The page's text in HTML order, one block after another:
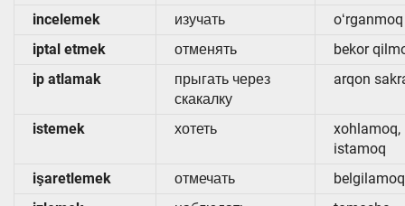
incelemek
изучать
oʻrganmoq
iptal etmek
отменять
bekor
ip atlamak
прыгать через
скакалку
arqon
istemek хотеть
xohlamoq,
istamoq
işaretlemek
отмечать
belgilamoq